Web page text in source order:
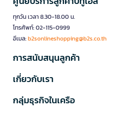
ทุกวัน เวลา 8.30-18.00 น.
โทรศัพท์: 02-115-0999
อีเมล:b2sonlineshopping@b2s.co.th
การสนับสนุนลูกค้า
เกี่ยวกับเรา
กลุ่มธุรกิจในเครือ